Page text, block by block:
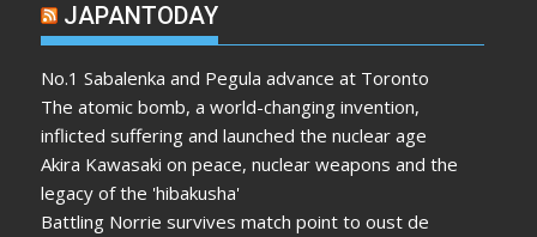
JAPANTODAY
No.1 Sabalenka and Pegula advance at Toronto
The atomic bomb, a world-changing invention,
inflicted suffering and launched the nuclear age
Akira Kawasaki on peace, nuclear weapons and the
legacy of the 'hibakusha'
Battling Norrie survives match point to oust de